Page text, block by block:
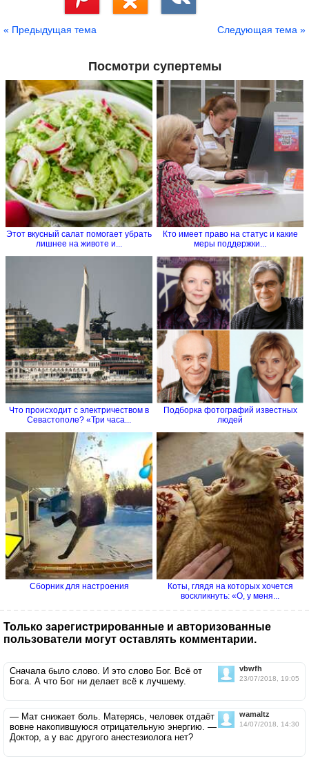
« Предыдущая тема Следующая тема »
Посмотри супертемы
Этот вкусный салат помогает убрать
лишнее на животе и...
Кто имеет право на статус и какие
меры поддержки...
Что происходит с электричеством в
Севастополе? «Три часа...
Подборка фотографий известных
людей
Сборник для настроения
Коты, глядя на которых хочется
воскликнуть: «О, у меня...
Только зарегистрированные и авторизованные
пользователи могут оставлять комментарии.
vbwfh
23/07/2018, 19:05
Сначала было слово. И это слово Бог. Всё от
Бога. А что Бог ни делает всё к лучшему.
wamaltz
14/07/2018, 14:30
— Мат снижает боль. Матерясь, человек отдаёт
вовне накопившуюся отрицательную энергию. —
Доктор, а у вас другого анестезиолога нет?